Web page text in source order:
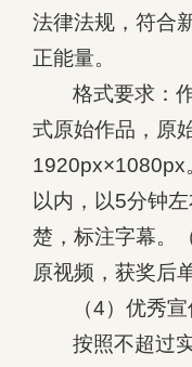
法律法规，符合
正能量。
格式要求：
式原始作品，原
1920px×1080px
以内，以5分钟
楚，标注字幕。
原视频，获奖后
（4）优秀
按照不超过